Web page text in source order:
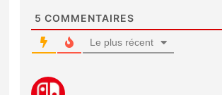
5 COMMENTAIRES
Le plus récent